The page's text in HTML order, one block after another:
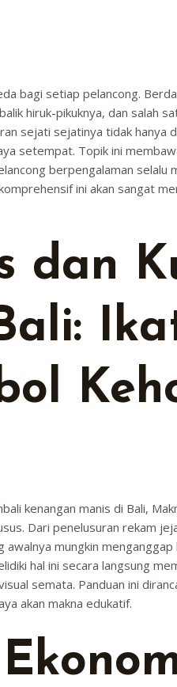
bagi setiap pelancong.
hiruk-pikuknya, dan salah
sejati sejatinya tidak
setempat. Topik ini
berpengalaman
ini akan sangat
dan
kenangan manis di Bali,
Dari penelusuran rekam
mungkin
hal ini secara langsung
semata. Panduan ini
akan makna edukatif.